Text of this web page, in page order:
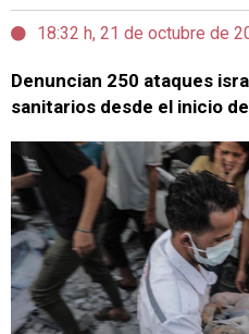
18:32 h, 21 de octubre de
Denuncian 250 ataques
sanitarios desde el inicio